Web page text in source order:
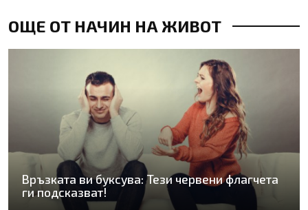
ОЩЕ ОТ НАЧИН НА ЖИВОТ
Връзката ви буксува: Тези червени флагчета
ги подсказват!